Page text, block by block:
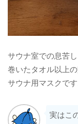
サウナ室での息苦
巻いたタオル以上
サウナ用マスクです
実はこ